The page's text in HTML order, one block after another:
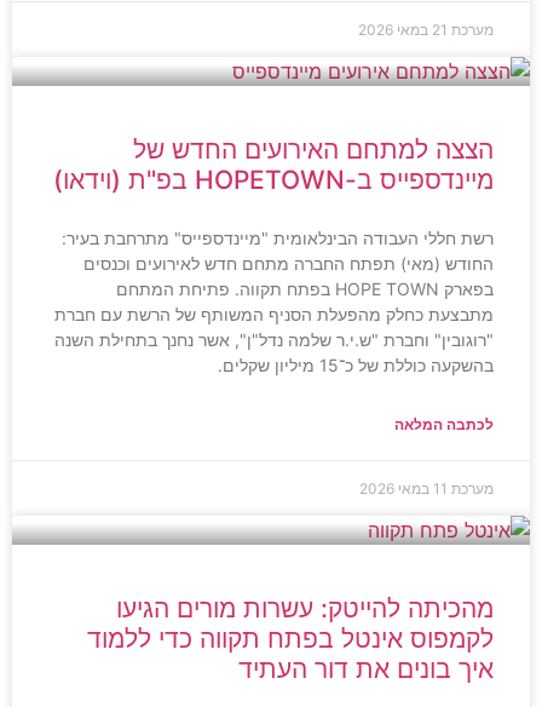
מערכת 21 במאי 2026
הצצה למתחם האירועים החדש של
מיינדספייס ב-HOPETOWN בפ"ת (וידאו)
רשת חללי העבודה הבינלאומית "מיינדספייס" מתרחבת בעיר:
החודש (מאי) תפתח החברה מתחם חדש לאירועים וכנסים
בפארק HOPE TOWN בפתח תקווה. פתיחת המתחם
מתבצעת כחלק מהפעלת הסניף המשותף של הרשת עם חברת
"רוגובין" וחברת "ש.י.ר שלמה נדל"ן", אשר נחנך בתחילת השנה
בהשקעה כוללת של כ־15 מיליון שקלים.
לכתבה המלאה
מערכת 11 במאי 2026
מהכיתה להייטק: עשרות מורים הגיעו
לקמפוס אינטל בפתח תקווה כדי ללמוד
איך בונים את דור העתיד